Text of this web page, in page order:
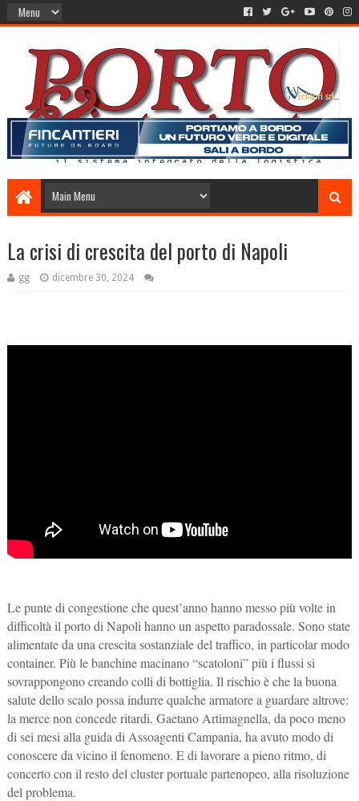
La crisi di crescita del porto di Napoli
gg dicembre 30, 2024
Le punte di congestione che quest’anno hanno messo più volte in
difficoltà il porto di Napoli hanno un aspetto paradossale. Sono state
alimentate da una crescita sostanziale del traffico, in particolar modo
container. Più le banchine macinano “scatoloni” più i flussi si
sovrappongono creando colli di bottiglia. Il rischio è che la buona
salute dello scalo possa indurre qualche armatore a guardare altrove:
la merce non concede ritardi. Gaetano Artimagnella, da poco meno
di sei mesi alla guida di Assoagenti Campania, ha avuto modo di
conoscere da vicino il fenomeno. E di lavorare a pieno ritmo, di
concerto con il resto del cluster portuale partenopeo, alla risoluzione
del problema.